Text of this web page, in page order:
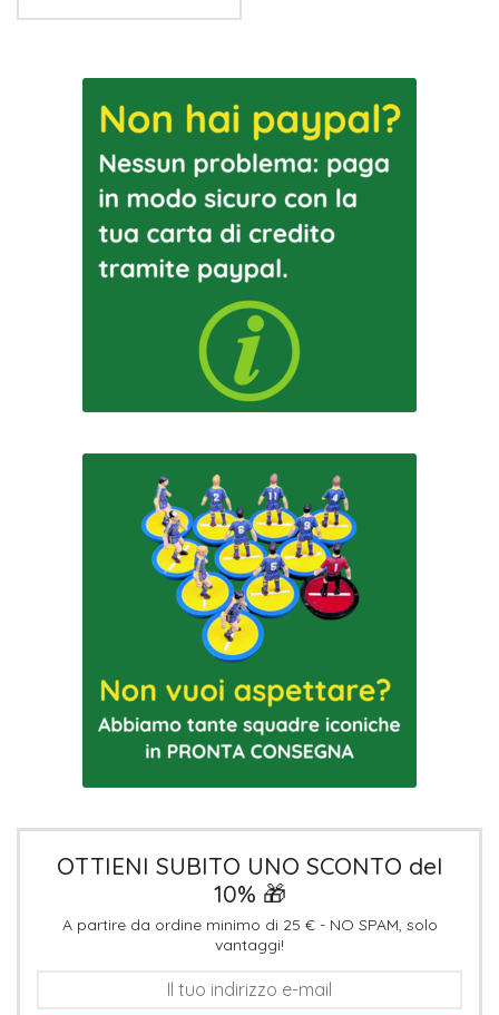
OTTIENI SUBITO UNO SCONTO del
10% 🎁
A partire da ordine minimo di 25 € - NO SPAM, solo
vantaggi!